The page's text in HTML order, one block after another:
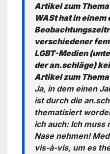
Artikel zum
WASt hat in
verschiedener
LGBT-Medien
der an.schläge)
Artikel zum
Ja, in dem einen
ist durch die
thematisiert
ich auch: Ich muss
Nase nehmen!
vis-à-vis, um es